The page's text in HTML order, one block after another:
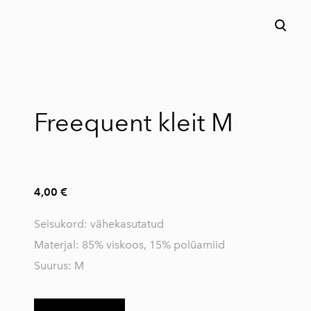
Freequent kleit M
4,00 €
Seisukord: vähekasutatud
Materjal: 85% viskoos, 15% polüamiid
Suurus: M